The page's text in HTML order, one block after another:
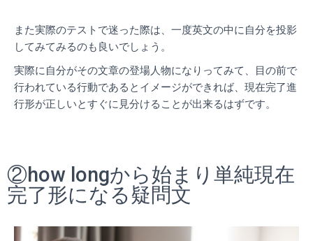
また実際のテストで迷った際は、一度英文の中に自分を投影
してみてみるのも良いでしょう。
実際に自分がその文章の登場人物になりってみて、目の前で
行われている行動であるとイメージができれば、現在完了進
行形が正しいとすぐに見分けることが出来るはずです。
②how longから始まり単純現在
完了形になる疑問文